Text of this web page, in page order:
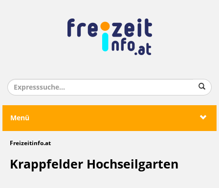
Menü
Freizeitinfo.at
Krappfelder Hochseilgarten